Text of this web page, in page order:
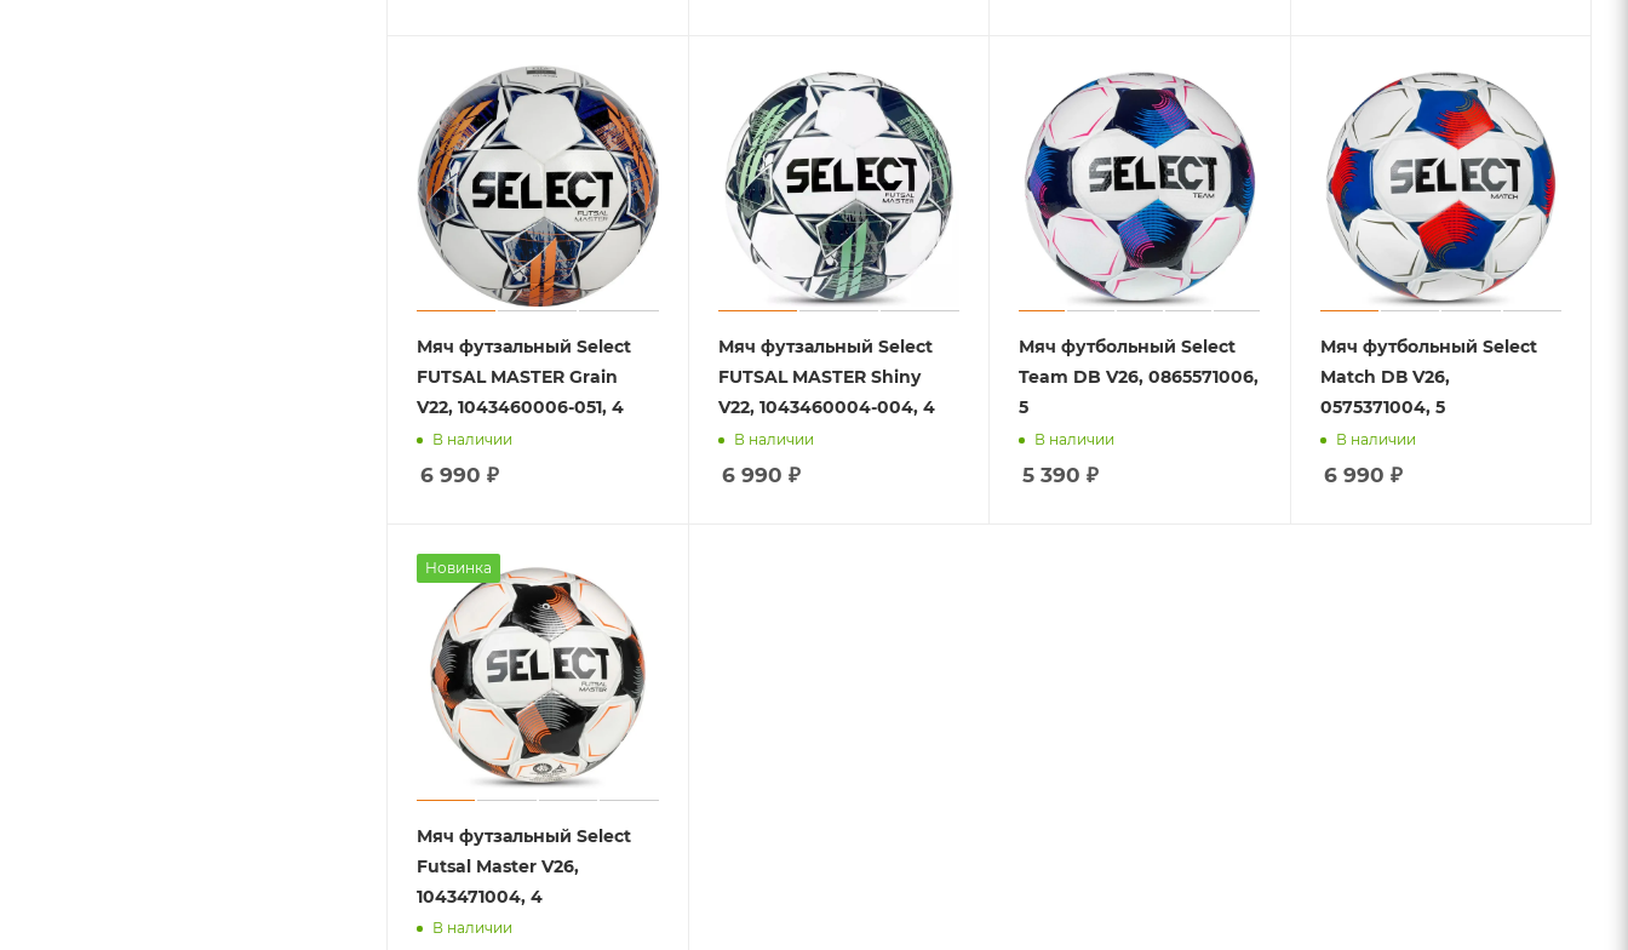
Мяч футзальный Select
FUTSAL MASTER Grain
V22, 1043460006-051, 4
В наличии
6 990 ₽
Мяч футзальный Select
FUTSAL MASTER Shiny
V22, 1043460004-004, 4
В наличии
6 990 ₽
Мяч футбольный Select
Team DB V26, 0865571006,
5
В наличии
5 390 ₽
Мяч футбольный Select
Match DВ V26,
0575371004, 5
В наличии
6 990 ₽
Новинка
Мяч футзальный Select
Futsal Master V26,
1043471004, 4
В наличии